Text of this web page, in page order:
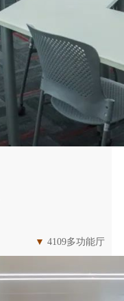
▼ 4109多功能厅